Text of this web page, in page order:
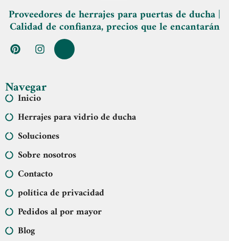
Proveedores de herrajes para puertas de ducha |
Calidad de confianza, precios que le encantarán
Navegar
Inicio
Herrajes para vidrio de ducha
Soluciones
Sobre nosotros
Contacto
política de privacidad
Pedidos al por mayor
Blog